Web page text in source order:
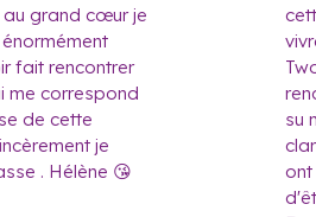
au grand cœur je
fait rencontrer
me correspond
de cette
je
. Hélène 😘
su
ont